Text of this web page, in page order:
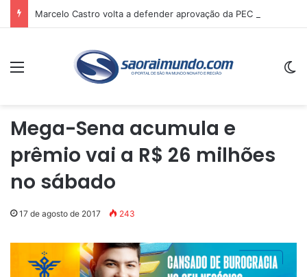
Menu
Mega-Sena acumula e
prêmio vai a R$ 26 milhões
no sábado
17 de agosto de 2017 243